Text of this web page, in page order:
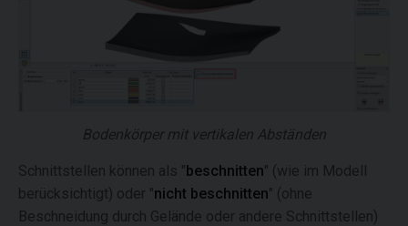
Bodenkörper mit vertikalen Abständen
Schnittstellen können als "beschnitten" (wie im Modell
berücksichtigt) oder "nicht beschnitten" (ohne
Beschneidung durch Gelände oder andere Schnittstellen)